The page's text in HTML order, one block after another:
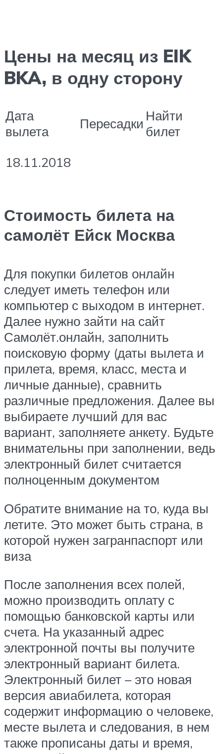
Цены на месяц из EIK
BKA, в одну сторону
Дата
вылета
Пересадки Найти
билет
18.11.2018
Стоимость билета на
самолёт Ейск Москва
Для покупки билетов онлайн
следует иметь телефон или
компьютер с выходом в интернет.
Далее нужно зайти на сайт
Самолёт.онлайн, заполнить
поисковую форму (даты вылета и
прилета, время, класс, места и
личные данные), сравнить
различные предложения. Далее вы
выбираете лучший для вас
вариант, заполняете анкету. Будьте
внимательны при заполнении, ведь
электронный билет считается
полноценным документом
Обратите внимание на то, куда вы
летите. Это может быть страна, в
которой нужен загранпаспорт или
виза
После заполнения всех полей,
можно производить оплату с
помощью банковской карты или
счета. На указанный адрес
электронной почты вы получите
электронный вариант билета.
Электронный билет – это новая
версия авиабилета, которая
содержит информацию о человеке,
месте вылета и следования, в нем
также прописаны даты и время,